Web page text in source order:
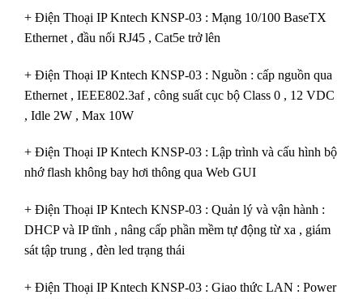
+ Điện Thoại IP Kntech KNSP-03 : Mạng 10/100 BaseTX
Ethernet , đầu nối RJ45 , Cat5e trở lên
+ Điện Thoại IP Kntech KNSP-03 : Nguồn : cấp nguồn qua
Ethernet , IEEE802.3af , công suất cục bộ Class 0 , 12 VDC
, Idle 2W , Max 10W
+ Điện Thoại IP Kntech KNSP-03 : Lập trình và cấu hình bộ
nhớ flash không bay hơi thông qua Web GUI
+ Điện Thoại IP Kntech KNSP-03 : Quản lý và vận hành :
DHCP và IP tĩnh , nâng cấp phần mềm tự động từ xa , giám
sát tập trung , đèn led trạng thái
+ Điện Thoại IP Kntech KNSP-03 : Giao thức LAN : Power